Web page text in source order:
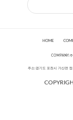
HOME
COMPANY:
주소:경기도 포천시 가산면